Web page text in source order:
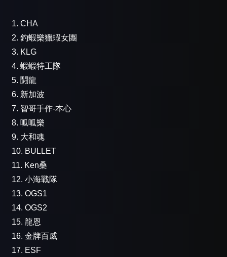
1. CHA
2. 釣蝦樂獵蝦女團
3. KLG
4. 蝦蝦特工隊
5. 鬪龍
6. 新加波
7. 智哥手作-本心
8. 呱呱樂
9. 大和魂
10. BULLET
11. Ken桑
12. 小海戰隊
13. OGS1
14. OGS2
15. 龍恩
16. 金牌百威
17. ESF